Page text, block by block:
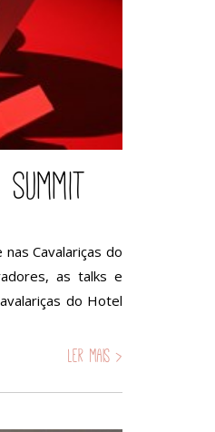
Cavalariças do
as talks e
do Hotel
Ler mais >